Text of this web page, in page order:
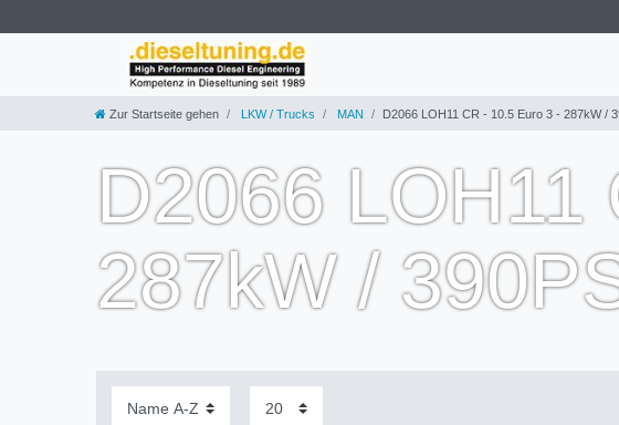
Zur Startseite gehen LKW / Trucks MAN D2066 LOH11 CR - 10.5 Euro 3 - 287kW /
D2066 LOH11
287kW /